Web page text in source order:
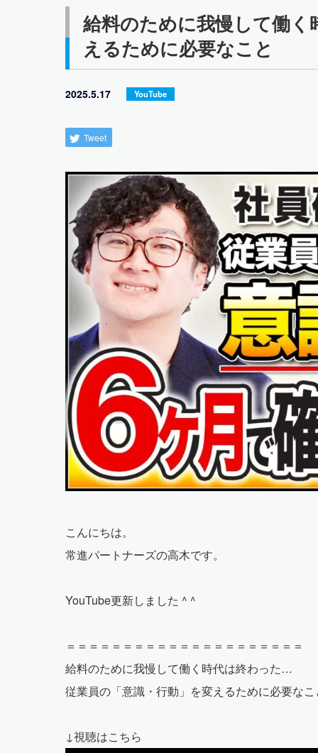
給料のために我慢して働
えるために必要なこと
2025.5.17 YouTube
Tweet
こんにちは。
常進パートナーズの高木です。
YouTube更新しました ^ ^
＝＝＝＝＝＝＝＝＝＝＝＝＝＝＝＝＝＝＝＝＝
給料のために我慢して働く時代は終わった…
従業員の「意識・行動」を変えるために必要な
↓視聴はこちら